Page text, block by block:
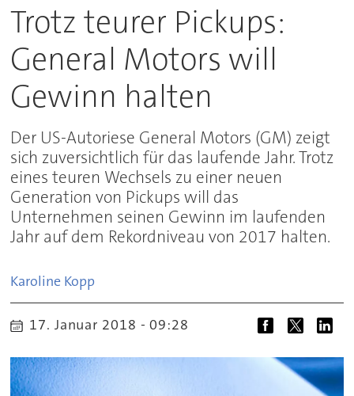
Trotz teurer Pickups:
General Motors will
Gewinn halten
Der US-Autoriese General Motors (GM) zeigt
sich zuversichtlich für das laufende Jahr. Trotz
eines teuren Wechsels zu einer neuen
Generation von Pickups will das
Unternehmen seinen Gewinn im laufenden
Jahr auf dem Rekordniveau von 2017 halten.
Karoline Kopp
17. Januar 2018 - 09:28